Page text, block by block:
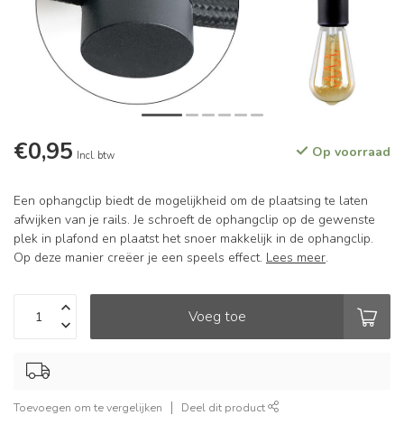
€0,95 Incl. btw Op voorraad
Een ophangclip biedt de mogelijkheid om de plaatsing te laten
afwijken van je rails. Je schroeft de ophangclip op de gewenste
plek in plafond en plaatst het snoer makkelijk in de ophangclip.
Op deze manier creëer je een speels effect. Lees meer.
Voeg toe
Toevoegen om te vergelijken Deel dit product